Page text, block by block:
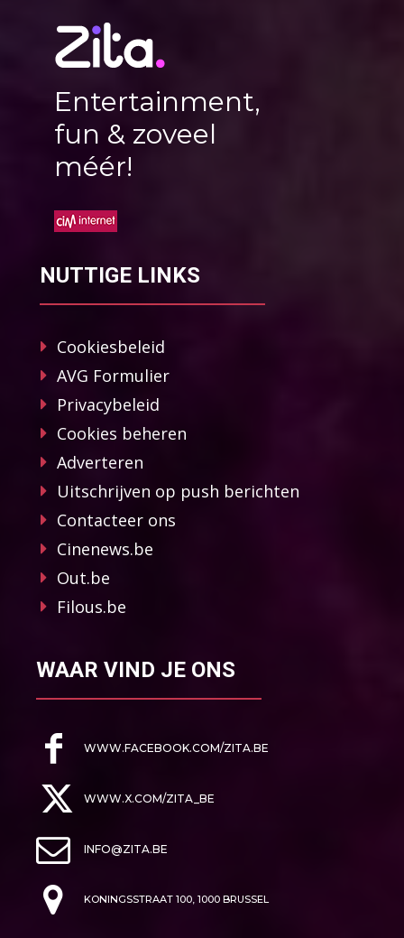
Entertainment,
fun & zoveel
méér!
NUTTIGE LINKS
Cookiesbeleid
AVG Formulier
Privacybeleid
Cookies beheren
Adverteren
Uitschrijven op push berichten
Contacteer ons
Cinenews.be
Out.be
Filous.be
WAAR VIND JE ONS
WWW.FACEBOOK.COM/ZITA.BE
WWW.X.COM/ZITA_BE
INFO@ZITA.BE
KONINGSSTRAAT 100, 1000 BRUSSEL